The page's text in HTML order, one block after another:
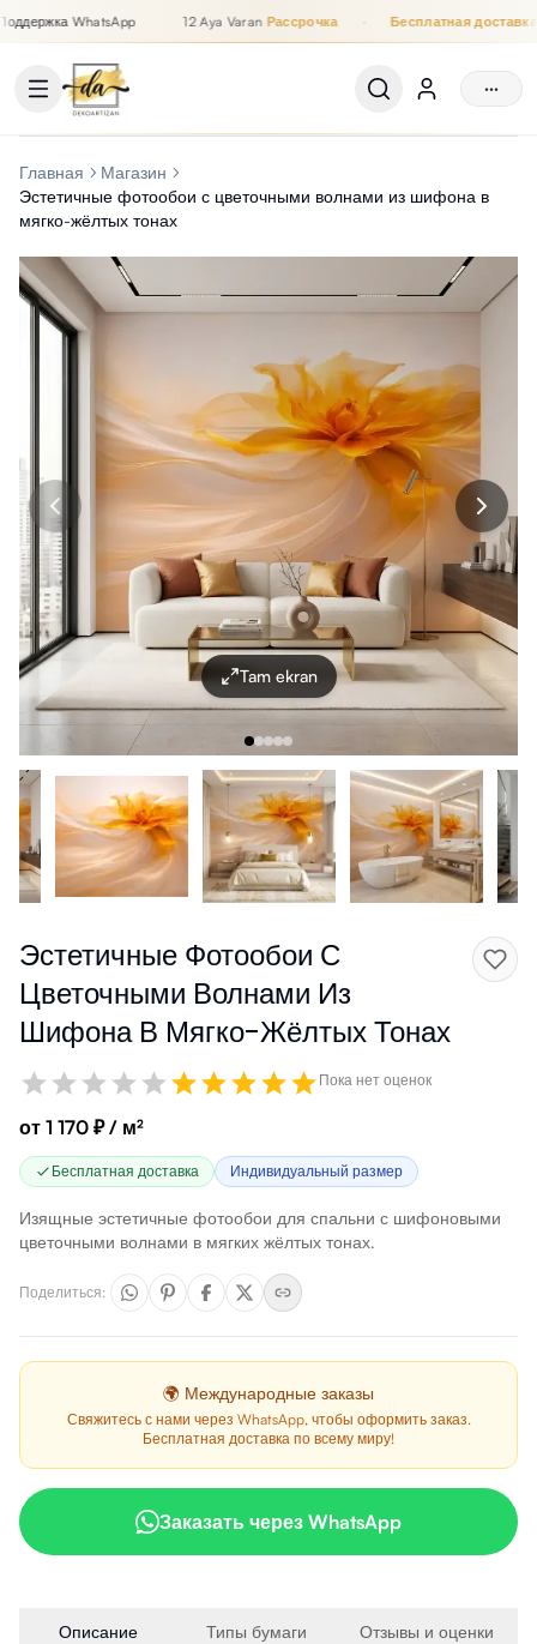
WhatsApp 12 Aya Varan Рассрочка Бесплатная доставка
···
Главная
Магазин
Эстетичные фотообои с цветочными волнами из шифона в
мягко-жёлтых тонах
Tam ekran
Эстетичные Фотообои С
Цветочными Волнами Из
Шифона В Мягко-Жёлтых Тонах
Пока нет оценок
от 1 170 ₽ / м²
Бесплатная доставка Индивидуальный размер
Изящные эстетичные фотообои для спальни с шифоновыми
цветочными волнами в мягких жёлтых тонах.
Поделиться:
🌍 Международные заказы
Свяжитесь с нами через WhatsApp, чтобы оформить заказ.
Бесплатная доставка по всему миру!
Заказать через WhatsApp
Описание Типы бумаги Отзывы и оценки